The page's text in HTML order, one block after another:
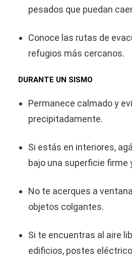
pesados que puedan
Conoce las rutas de
refugios más cercanos.
DURANTE UN SISMO
Permanece calmado y
precipitadamente.
Si estás en interiores,
bajo una superficie firme
No te acerques a
objetos colgantes.
Si te encuentras al aire
edificios, postes